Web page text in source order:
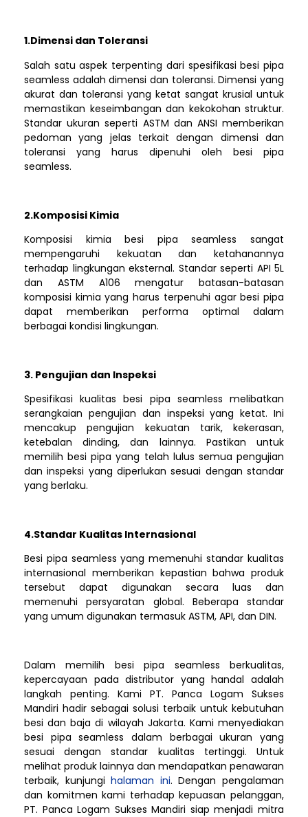
1.Dimensi dan Toleransi
Salah satu aspek terpenting dari spesifikasi besi pipa
seamless adalah dimensi dan toleransi. Dimensi yang
akurat dan toleransi yang ketat sangat krusial untuk
memastikan keseimbangan dan kekokohan struktur.
Standar ukuran seperti ASTM dan ANSI memberikan
pedoman yang jelas terkait dengan dimensi dan
toleransi yang harus dipenuhi oleh besi pipa
seamless.
2.Komposisi Kimia
Komposisi kimia besi pipa seamless sangat
mempengaruhi kekuatan dan ketahanannya
terhadap lingkungan eksternal. Standar seperti API 5L
dan ASTM A106 mengatur batasan-batasan
komposisi kimia yang harus terpenuhi agar besi pipa
dapat memberikan performa optimal dalam
berbagai kondisi lingkungan.
3. Pengujian dan Inspeksi
Spesifikasi kualitas besi pipa seamless melibatkan
serangkaian pengujian dan inspeksi yang ketat. Ini
mencakup pengujian kekuatan tarik, kekerasan,
ketebalan dinding, dan lainnya. Pastikan untuk
memilih besi pipa yang telah lulus semua pengujian
dan inspeksi yang diperlukan sesuai dengan standar
yang berlaku.
4.Standar Kualitas Internasional
Besi pipa seamless yang memenuhi standar kualitas
internasional memberikan kepastian bahwa produk
tersebut dapat digunakan secara luas dan
memenuhi persyaratan global. Beberapa standar
yang umum digunakan termasuk ASTM, API, dan DIN.
Dalam memilih besi pipa seamless berkualitas,
kepercayaan pada distributor yang handal adalah
langkah penting. Kami PT. Panca Logam Sukses
Mandiri hadir sebagai solusi terbaik untuk kebutuhan
besi dan baja di wilayah Jakarta. Kami menyediakan
besi pipa seamless dalam berbagai ukuran yang
sesuai dengan standar kualitas tertinggi. Untuk
melihat produk lainnya dan mendapatkan penawaran
terbaik, kunjungihalaman ini. Dengan pengalaman
dan komitmen kami terhadap kepuasan pelanggan,
PT. Panca Logam Sukses Mandiri siap menjadi mitra